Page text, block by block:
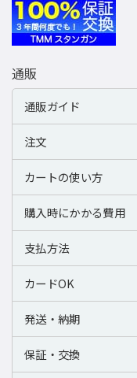
通販
通販ガイド
注文
カートの使い方
購入時にかかる費用
支払方法
カードOK
発送・納期
保証・交換